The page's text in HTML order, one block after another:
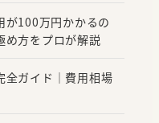
が100万円かかるの
め方をプロが解説
全ガイド｜費用相場